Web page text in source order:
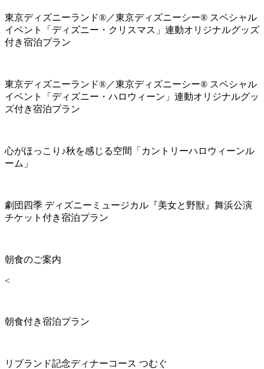
東京ディズニーランド®／東京ディズニーシー® スペシャル
イベント「ディズニー・クリスマス」連動オリジナルグッズ
付き宿泊プラン
東京ディズニーランド®／東京ディズニーシー® スペシャル
イベント「ディズニー・ハロウィーン」連動オリジナルグッ
ズ付き宿泊プラン
心がほっこり♪秋を感じる空間「カントリーハロウィーンル
ーム」
劇団四季 ディズニーミュージカル『美女と野獣』舞浜公演
チケット付き宿泊プラン
朝食のご案内
<
朝食付き宿泊プラン
リブランド記念ディナーコース つむぐ